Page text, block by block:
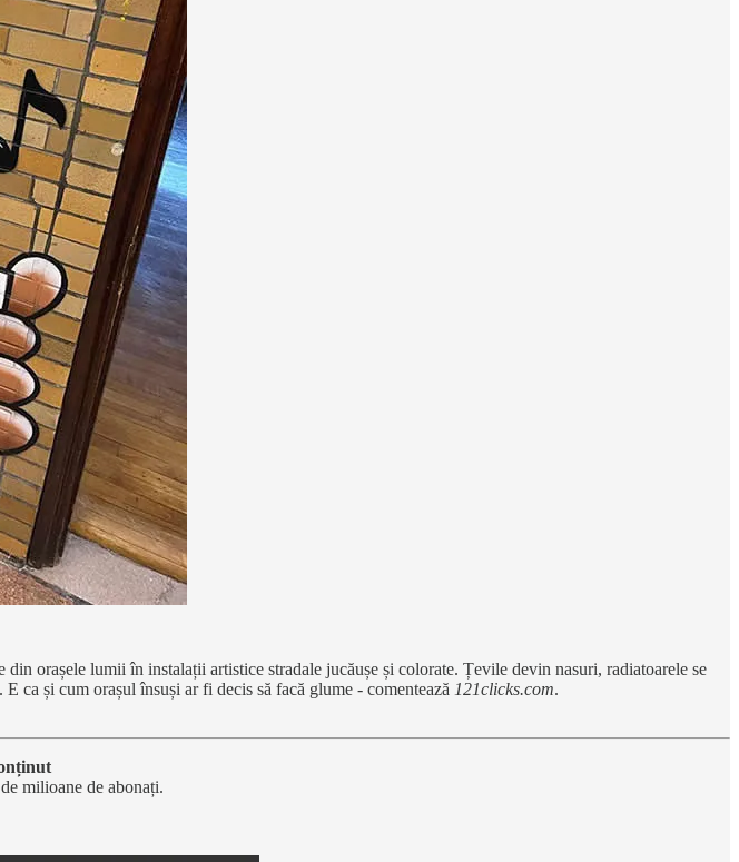
orașele lumii în instalații artistice stradale jucăușe și colorate. Țevile devin nasuri, radiatoarele se
ca și cum orașul însuși ar fi decis să facă glume - comentează 121clicks.com.
milioane de abonați.